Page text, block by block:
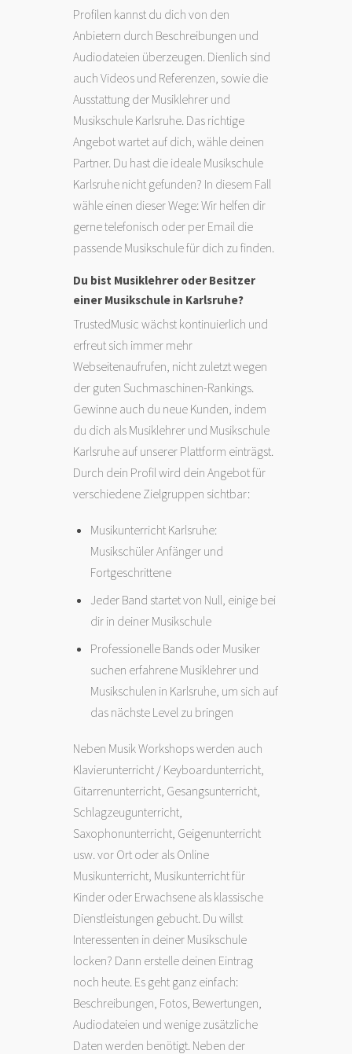
Profilen kannst du dich von den
Anbietern durch Beschreibungen und
Audiodateien überzeugen. Dienlich sind
auch Videos und Referenzen, sowie die
Ausstattung der Musiklehrer und
Musikschule Karlsruhe. Das richtige
Angebot wartet auf dich, wähle deinen
Partner. Du hast die ideale Musikschule
Karlsruhe nicht gefunden? In diesem Fall
wähle einen dieser Wege: Wir helfen dir
gerne telefonisch oder per Email die
passende Musikschule für dich zu finden.
Du bist Musiklehrer oder Besitzer
einer Musikschule in Karlsruhe?
TrustedMusic wächst kontinuierlich und
erfreut sich immer mehr
Webseitenaufrufen, nicht zuletzt wegen
der guten Suchmaschinen-Rankings.
Gewinne auch du neue Kunden, indem
du dich als Musiklehrer und Musikschule
Karlsruhe auf unserer Plattform einträgst.
Durch dein Profil wird dein Angebot für
verschiedene Zielgruppen sichtbar:
Musikunterricht Karlsruhe:
Musikschüler Anfänger und
Fortgeschrittene
Jeder Band startet von Null, einige bei
dir in deiner Musikschule
Professionelle Bands oder Musiker
suchen erfahrene Musiklehrer und
Musikschulen in Karlsruhe, um sich auf
das nächste Level zu bringen
Neben Musik Workshops werden auch
Klavierunterricht / Keyboardunterricht,
Gitarrenunterricht, Gesangsunterricht,
Schlagzeugunterricht,
Saxophonunterricht, Geigenunterricht
usw. vor Ort oder als Online
Musikunterricht, Musikunterricht für
Kinder oder Erwachsene als klassische
Dienstleistungen gebucht. Du willst
Interessenten in deiner Musikschule
locken? Dann erstelle deinen Eintrag
noch heute. Es geht ganz einfach:
Beschreibungen, Fotos, Bewertungen,
Audiodateien und wenige zusätzliche
Daten werden benötigt. Neben der